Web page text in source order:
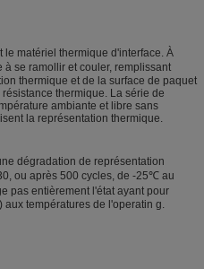
le matériel thermique d'interface. À
se ramollir et couler, remplissant
thermique et de la surface de paquet
thermique. La série de
ambiante et libre sans
la représentation thermique.
dégradation de représentation
ou après 500 cycles, de -25℃ au
pas entièrement l'état ayant pour
températures de l'operatin g.